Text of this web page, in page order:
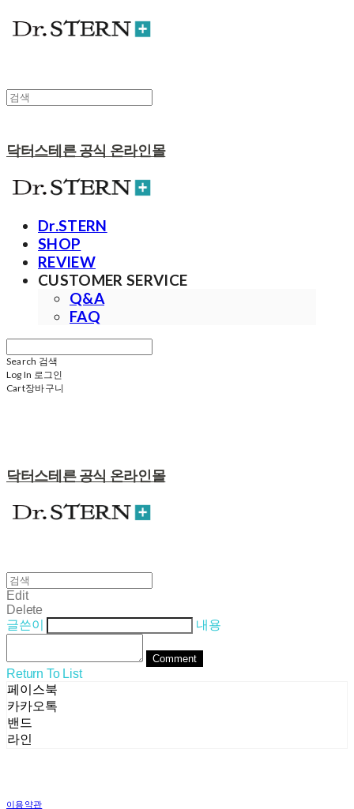
닥터스테른 공식 온라인몰
Dr.STERN
SHOP
REVIEW
CUSTOMER SERVICE
Q&A
FAQ
Search 검색
Log In 로그인
Cart장바구니
닥터스테른 공식 온라인몰
Edit
Delete
글쓴이
내용
Comment
Return To List
페이스북
카카오톡
밴드
라인
이용약관